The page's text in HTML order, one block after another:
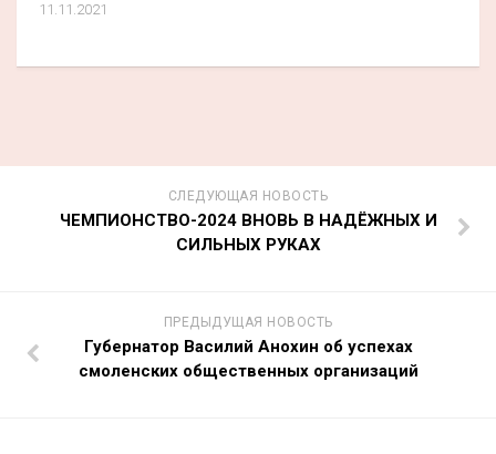
11.11.2021
СЛЕДУЮЩАЯ НОВОСТЬ
ЧЕМПИОНСТВО-2024 ВНОВЬ В НАДЁЖНЫХ И
СИЛЬНЫХ РУКАХ
ПРЕДЫДУЩАЯ НОВОСТЬ
Губернатор Василий Анохин об успехах
смоленских общественных организаций